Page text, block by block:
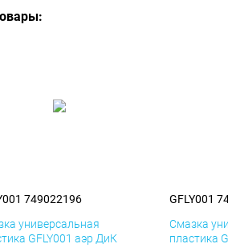
749022196
универсальная
GFLY001 аэр ДиК
GFLY001
Смазка
пластика